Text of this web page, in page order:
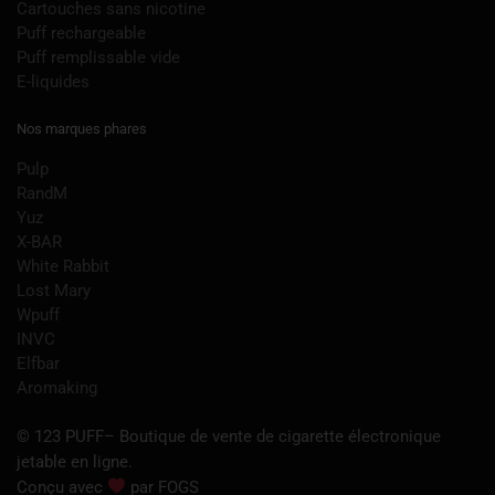
Cartouches sans nicotine
Puff rechargeable
Puff remplissable vide
E-liquides
Nos marques phares
Pulp
RandM
Yuz
X-BAR
White Rabbit
Lost Mary
Wpuff
INVC
Elfbar
Aromaking
© 123 PUFF– Boutique de vente de cigarette électronique
jetable en ligne.
Conçu avec
par FOGS